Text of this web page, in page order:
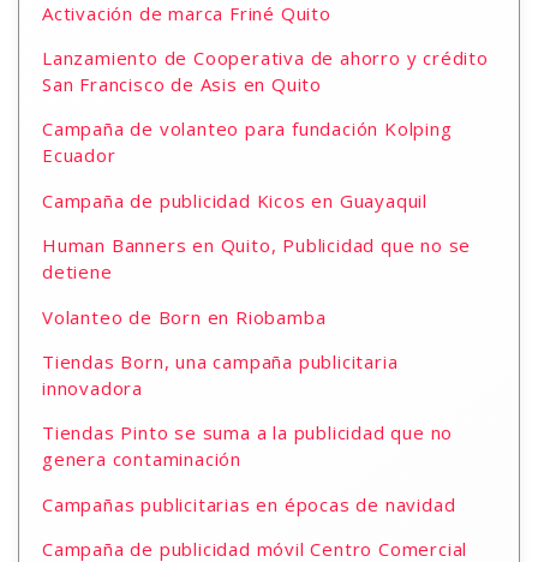
Activación de marca Friné Quito
Lanzamiento de Cooperativa de ahorro y crédito
San Francisco de Asis en Quito
Campaña de volanteo para fundación Kolping
Ecuador
Campaña de publicidad Kicos en Guayaquil
Human Banners en Quito, Publicidad que no se
detiene
Volanteo de Born en Riobamba
Tiendas Born, una campaña publicitaria
innovadora
Tiendas Pinto se suma a la publicidad que no
genera contaminación
Campañas publicitarias en épocas de navidad
Campaña de publicidad móvil Centro Comercial